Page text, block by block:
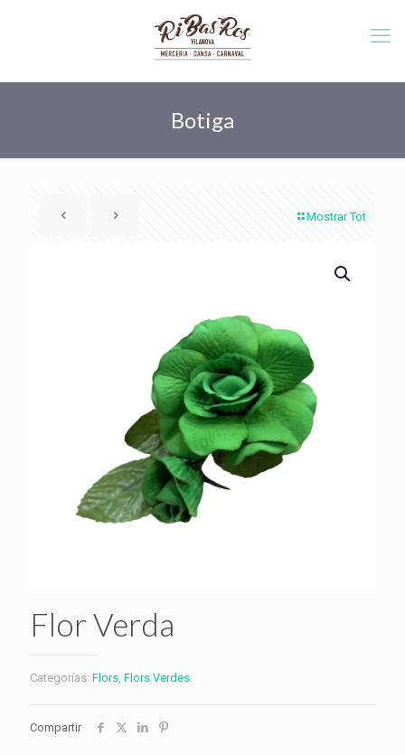
Botiga
Mostrar Tot
Flor Verda
Categorías: Flors, Flors Verdes
Compartir